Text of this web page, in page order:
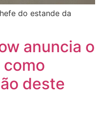
do estande da
anuncia o
deste